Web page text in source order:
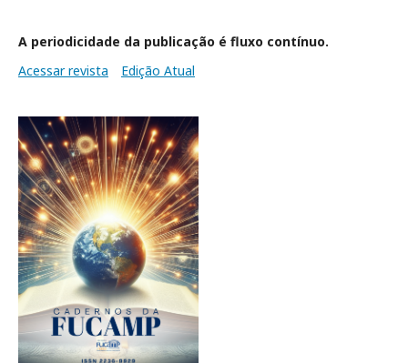
A periodicidade da publicação é fluxo contínuo.
Acessar revista
Edição Atual